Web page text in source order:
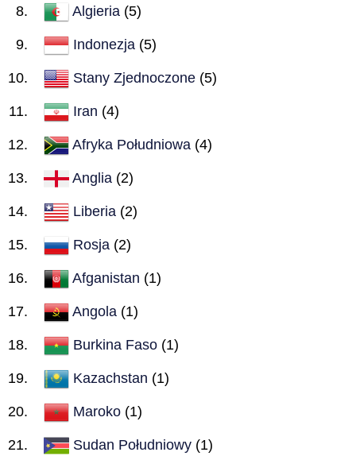
Algieria (5)
Indonezja (5)
Stany Zjednoczone (5)
Iran (4)
Afryka Południowa (4)
Anglia (2)
Liberia (2)
Rosja (2)
Afganistan (1)
Angola (1)
Burkina Faso (1)
Kazachstan (1)
Maroko (1)
Sudan Południowy (1)